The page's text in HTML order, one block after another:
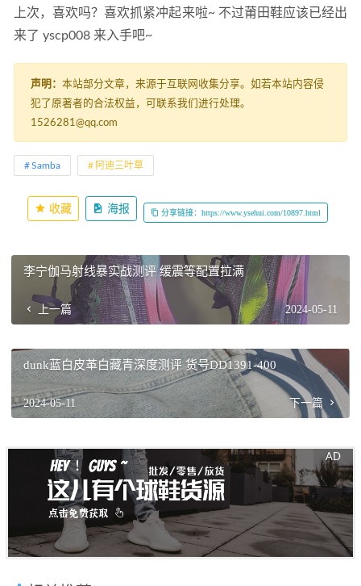
上次，喜欢吗？喜欢抓紧冲起来啦~ 不过莆田鞋应该已经出
来了 yscp008 来入手吧~
声明： 本站部分文章，来源于互联网收集分享。如若本站内容侵
犯了原著者的合法权益，可联系我们进行处理。
1526281@qq.com
Samba 阿迪三叶草
收藏 海报 分享链接：https://www.ysehui.com/10897.html
李宁伽马射线暴实战测评 缓震等配置拉满
上一篇 2024-05-11
dunk蓝白皮革白藏青深度测评 货号DD1391-400
2024-05-11 下一篇